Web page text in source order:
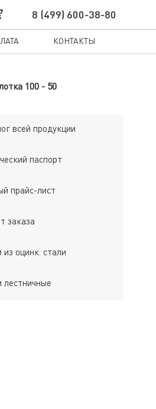
8 (499) 600-38-80
КОНТАКТЫ
100 - 50
всей продукции
паспорт
прайс-лист
заказа
из оцинк. стали
лестничные